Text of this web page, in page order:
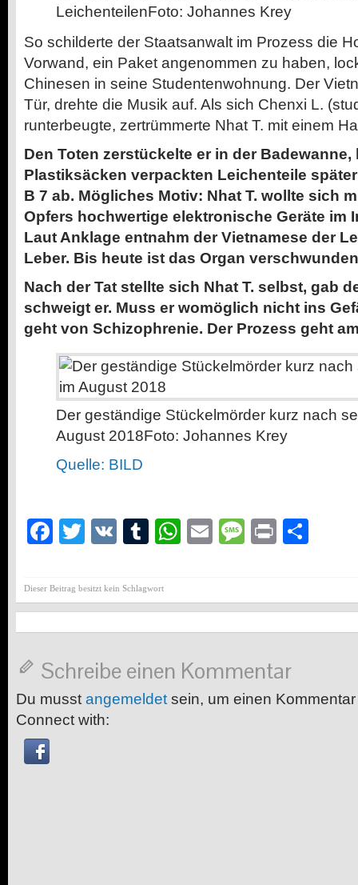
LeichenteilenFoto: Johannes Krey
So schilderte der Staatsanwalt im Prozess die
Vorwand, ein Paket angenommen zu haben,
Chinesen in seine Studentenwohnung. Der
Tür, drehte die Musik auf. Als sich Chenxi L.
runterbeugte, zertrümmerte Nhat T. mit einem
Den Toten zerstückelte er in der Badewanne,
Plastiksäcken verpackten Leichenteile
B 7 ab. Mögliches Motiv: Nhat T. wollte sich
Opfers hochwertige elektronische Geräte im
Laut Anklage entnahm der Vietnamese der
Leber. Bis heute ist das Organ
Nach der Tat stellte sich Nhat T. selbst, gab
schweigt er. Muss er womöglich nicht ins
geht von Schizophrenie. Der Prozess geht
Der geständige Stückelmörder kurz nach
August 2018Foto: Johannes Krey
Quelle: BILD
Facebook
Twitter
VK Tumblr
WhatsApp
EmailMessage
Print
Dieser Beitrag besitzt kein Schlagwort
Schreibe einen Kommentar
Du musst angemeldet sein, um einen
Connect with: